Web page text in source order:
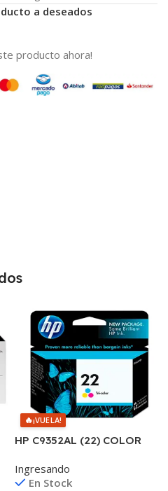
a deseados
producto ahora!
🔥¡VUELA!
HP C9352AL (22) COLOR
5 6ML (D)
Ingresando
En Stock